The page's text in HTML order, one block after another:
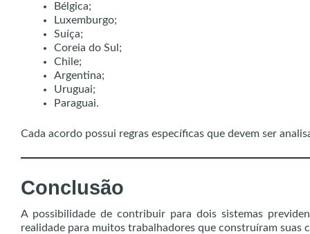
Bélgica;
Luxemburgo;
Suíça;
Coreia do Sul;
Chile;
Argentina;
Uruguai;
Paraguai.
Cada acordo possui regras específicas que devem ser
Conclusão
A possibilidade de contribuir para dois sistemas
realidade para muitos trabalhadores que construíram suas